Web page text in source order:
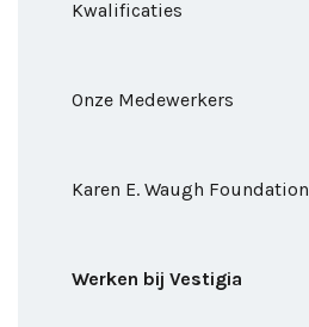
Kwalificaties
Onze Medewerkers
Karen E. Waugh Foundation
Werken bij Vestigia